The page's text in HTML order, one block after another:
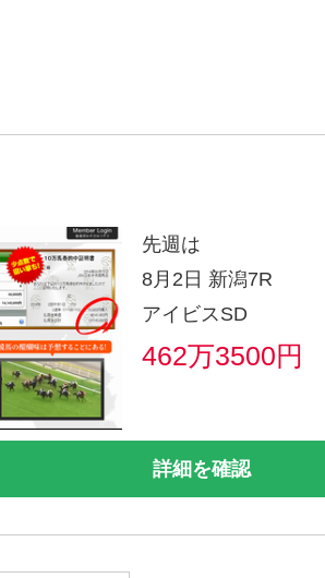
先週は
8月2日 新潟7R
アイビスSD
462万3500円
詳細を確認